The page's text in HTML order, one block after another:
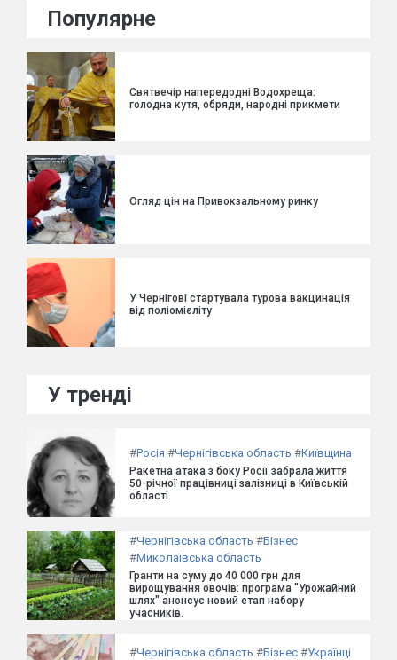
Популярне
Святвечір напередодні Водохреща:
голодна кутя, обряди, народні прикмети
Огляд цін на Привокзальному ринку
У Чернігові стартувала турова вакцинація
від поліомієліту
У тренді
#Росія #Чернігівська область #Київщина
Ракетна атака з боку Росії забрала життя
50-річної працівниці залізниці в Київській
області.
#Чернігівська область #Бізнес
#Миколаївська область
Гранти на суму до 40 000 грн для
вирощування овочів: програма "Урожайний
шлях" анонсує новий етап набору
учасників.
#Чернігівська область #Бізнес #Українці